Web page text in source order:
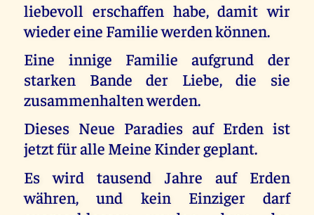
liebevoll erschaffen habe, damit wir
wieder eine Familie werden können.
Eine innige Familie aufgrund der
starken Bande der Liebe, die sie
zusammenhalten werden.
Dieses Neue Paradies auf Erden ist
jetzt für alle Meine Kinder geplant.
Es wird tausend Jahre auf Erden
währen, und kein Einziger darf